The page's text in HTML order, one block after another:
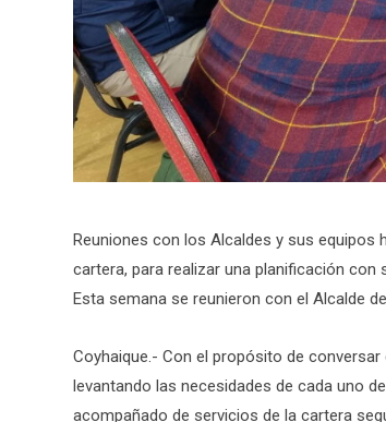
Reuniones con los Alcaldes y sus equipos
cartera, para realizar una planificación
Esta semana se reunieron con el Alcalde
Coyhaique.- Con el propósito de
levantando las necesidades de cada uno
acompañado de servicios de la cartera